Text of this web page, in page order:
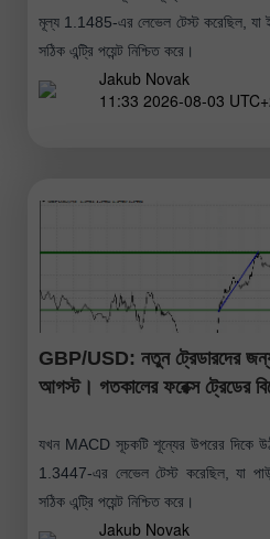
মূল্য 1.1485-এর লেভেল টেস্ট করেছিল, যা
সঠিক এন্ট্রি পয়েন্ট নিশ্চিত করে।
Jakub Novak
11:33 2026-08-03
GBP/USD: নতুন ট্রেডারদের
আগস্ট। গতকালের ফরেক্স ট্রেডের
যখন MACD সূচকটি শূন্যের উপরের দিকে
1.3447-এর লেভেল টেস্ট করেছিল, যা
সঠিক এন্ট্রি পয়েন্ট নিশ্চিত করে।
Jakub Novak